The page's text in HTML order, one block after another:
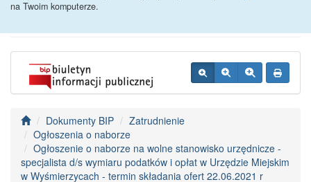
na Twoim komputerze.
Wyśmierzyce
Dokumenty BIP
Zatrudnienie
Ogłoszenia o naborze
Ogłoszenie o naborze na wolne stanowisko urzędnicze -
specjalista d/s wymiaru podatków i opłat w Urzędzie Miejskim
w Wyśmierzycach - termin składania ofert 22.06.2021 r